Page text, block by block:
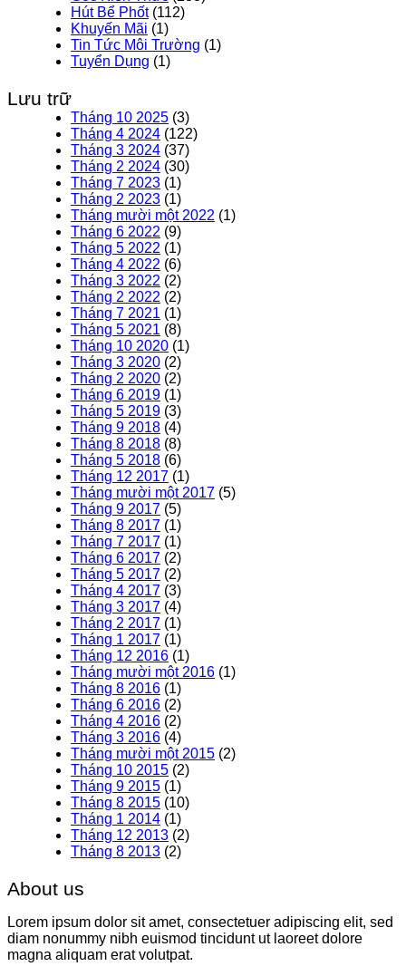
Hút Bể Phốt(112)
Khuyến Mãi (1)
Tin Tức Môi Trường (1)
Tuyển Dụng (1)
Lưu trữ
Tháng 10 2025 (3)
Tháng 4 2024 (122)
Tháng 3 2024 (37)
Tháng 2 2024 (30)
Tháng 7 2023 (1)
Tháng 2 2023 (1)
Tháng mười một 2022 (1)
Tháng 6 2022 (9)
Tháng 5 2022 (1)
Tháng 4 2022 (6)
Tháng 3 2022 (2)
Tháng 2 2022 (2)
Tháng 7 2021 (1)
Tháng 5 2021 (8)
Tháng 10 2020 (1)
Tháng 3 2020 (2)
Tháng 2 2020 (2)
Tháng 6 2019 (1)
Tháng 5 2019 (3)
Tháng 9 2018 (4)
Tháng 8 2018 (8)
Tháng 5 2018 (6)
Tháng 12 2017 (1)
Tháng mười một 2017 (5)
Tháng 9 2017 (5)
Tháng 8 2017 (1)
Tháng 7 2017 (1)
Tháng 6 2017 (2)
Tháng 5 2017 (2)
Tháng 4 2017 (3)
Tháng 3 2017 (4)
Tháng 2 2017 (1)
Tháng 1 2017 (1)
Tháng 12 2016 (1)
Tháng mười một 2016 (1)
Tháng 8 2016 (1)
Tháng 6 2016 (2)
Tháng 4 2016 (2)
Tháng 3 2016 (4)
Tháng mười một 2015 (2)
Tháng 10 2015 (2)
Tháng 9 2015 (1)
Tháng 8 2015 (10)
Tháng 1 2014 (1)
Tháng 12 2013 (2)
Tháng 8 2013 (2)
About us
Lorem ipsum dolor sit amet, consectetuer adipiscing elit, sed
diam nonummy nibh euismod tincidunt ut laoreet dolore
magna aliquam erat volutpat.